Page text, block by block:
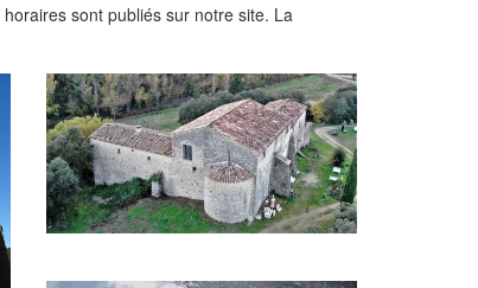
sont publiés sur notre site. La